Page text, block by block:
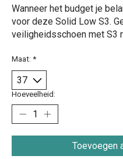
Wanneer het budget je
voor deze Solid Low S3.
veiligheidsschoen met S3
Maat: *
Hoeveelheid:
Toevoegen